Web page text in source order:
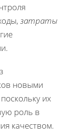
затраты
новыми
их
роль в
качеством.